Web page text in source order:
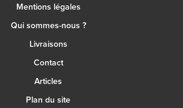
Mentions légales
Qui sommes-nous ?
Livraisons
Contact
Articles
Plan du site